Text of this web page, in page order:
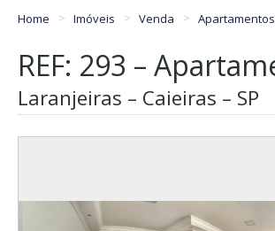
Home Imóveis Venda Apartamentos
REF: 293 –
Laranjeiras – Caieiras – SP